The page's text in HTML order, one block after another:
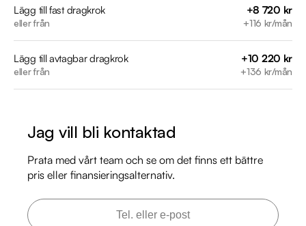
Möjlighet till 12-60 månaders garanti
Servicehistorik:
2019-10-18 - 3372 mil
2020-09-29 - 6035 mil
2026-03-03 - 13869 mil
Besök
https://www.riddermarkbil.se/kopa-bil/audi/jsy643/
för att:
• Se närbilder och film på bilen
Lägg till fast dragkrok
eller från
+8 720 kr
+116 kr/mån
Lägg till avtagbar dragkrok
eller från
+10 220 kr
+136 kr/mån
Jag vill bli kontaktad
Prata med vårt team och se om det finns ett bättre
pris eller finansieringsalternativ.